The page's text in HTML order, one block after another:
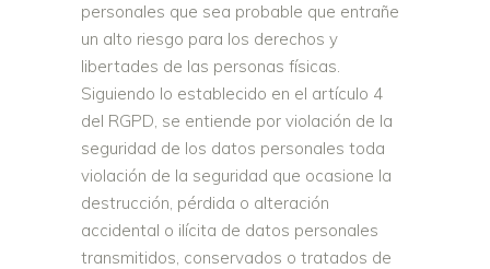
personales que sea probable que entrañe
un alto riesgo para los derechos y
libertades de las personas físicas.
Siguiendo lo establecido en el artículo 4
del RGPD, se entiende por violación de la
seguridad de los datos personales toda
violación de la seguridad que ocasione la
destrucción, pérdida o alteración
accidental o ilícita de datos personales
transmitidos, conservados o tratados de